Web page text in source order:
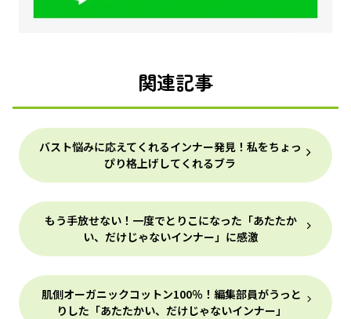
関連記事
バスト悩みに応えてくれるインナー発見！私をちょっ
ぴり格上げしてくれるブラ
もう手放せない！一度でとりこになった「あたたか
い、だけじゃないインナー」に感激
肌側オーガニックコットン100％！編集部員がうっと
りした「あたたかい、だけじゃないインナー」